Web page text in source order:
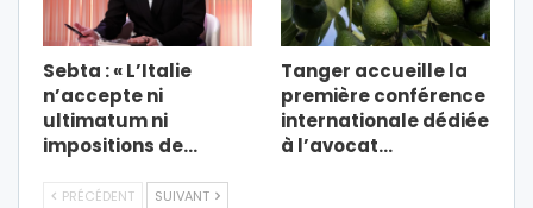
Sebta : « L’Italie
n’accepte ni
ultimatum ni
impositions de…
Tanger accueille la
première conférence
internationale dédiée
à l’avocat…
PRÉCÉDENT SUIVANT